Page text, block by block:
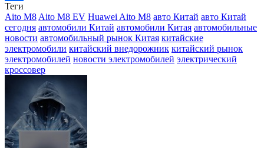
Отправить
Теги
Aito M8 Aito M8 EV Huawei Aito M8 авто Китай авто Китай
сегодня автомобили Китай автомобили Китая автомобильные
новости автомобильный рынок Китая китайские
электромобили китайский внедорожник китайский рынок
электромобилей новости электромобилей электрический
кроссовер